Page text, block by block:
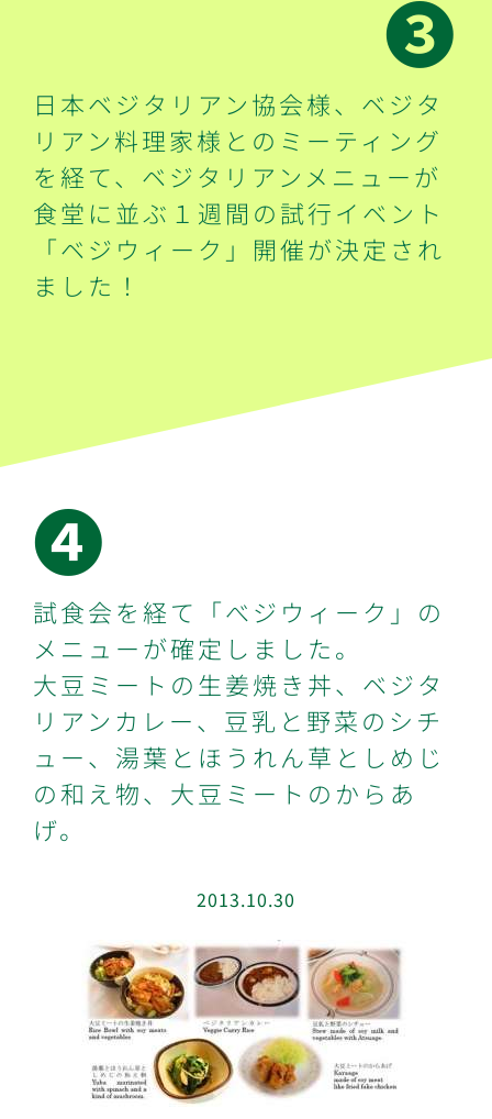
➌
日本ベジタリアン協会様、ベジタ
リアン料理家様とのミーティング
を経て、ベジタリアンメニューが
食堂に並ぶ１週間の試行イベント
「ベジウィーク」開催が決定され
ました！
➍
試食会を経て「べジウィーク」の
メニューが確定しました。
大豆ミートの生姜焼き丼、ベジタ
リアンカレー、豆乳と野菜のシチ
ュー、湯葉とほうれん草としめじ
の和え物、大豆ミートのからあ
げ。
2013.10.30